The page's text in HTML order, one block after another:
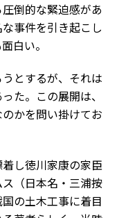
倒的な緊迫感があ
事件を引き起こし
白い。
とするが、それは
た。この展開は、
かを問い掛けてお
し徳川家康の家臣
（日本名・三浦按
の土木工事に着目